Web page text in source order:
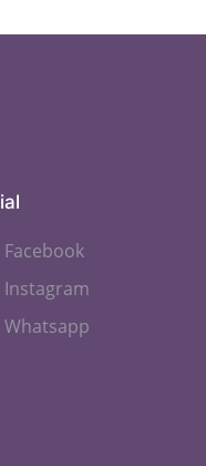
Facebook
Instagram
Whatsapp